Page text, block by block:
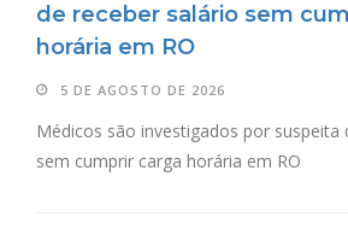
de receber salário sem
horária em RO
5 DE AGOSTO DE 2026
Médicos são investigados por suspeita
sem cumprir carga horária em RO